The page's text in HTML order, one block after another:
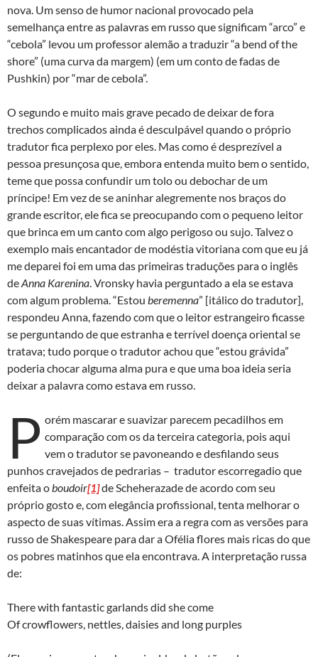
nova. Um senso de humor nacional provocado pela
semelhança entre as palavras em russo que significam “arco” e
“cebola” levou um professor alemão a traduzir “a bend of the
shore” (uma curva da margem) (em um conto de fadas de
Pushkin) por “mar de cebola”.
O segundo e muito mais grave pecado de deixar de fora
trechos complicados ainda é desculpável quando o próprio
tradutor fica perplexo por eles. Mas como é desprezível a
pessoa presunçosa que, embora entenda muito bem o sentido,
teme que possa confundir um tolo ou debochar de um
príncipe! Em vez de se aninhar alegremente nos braços do
grande escritor, ele fica se preocupando com o pequeno leitor
que brinca em um canto com algo perigoso ou sujo. Talvez o
exemplo mais encantador de modéstia vitoriana com que eu já
me deparei foi em uma das primeiras traduções para o inglês
deAnna Karenina. Vronsky havia perguntado a ela se estava
com algum problema. “Estou beremenna” [itálico do tradutor],
respondeu Anna, fazendo com que o leitor estrangeiro ficasse
se perguntando de que estranha e terrível doença oriental se
tratava; tudo porque o tradutor achou que “estou grávida”
poderia chocar alguma alma pura e que uma boa ideia seria
deixar a palavra como estava em russo.
P orém mascarar e suavizar parecem pecadilhos em
comparação com os da terceira categoria, pois aqui
vem o tradutor se pavoneando e desfilando seus
punhos cravejados de pedrarias – tradutor escorregadio que
enfeita oboudoir[1]de Scheherazade de acordo com seu
próprio gosto e, com elegância profissional, tenta melhorar o
aspecto de suas vítimas. Assim era a regra com as versões para
russo de Shakespeare para dar a Ofélia flores mais ricas do que
os pobres matinhos que ela encontrava. A interpretação russa
de:
There with fantastic garlands did she come
Of crowflowers, nettles, daisies and long purples